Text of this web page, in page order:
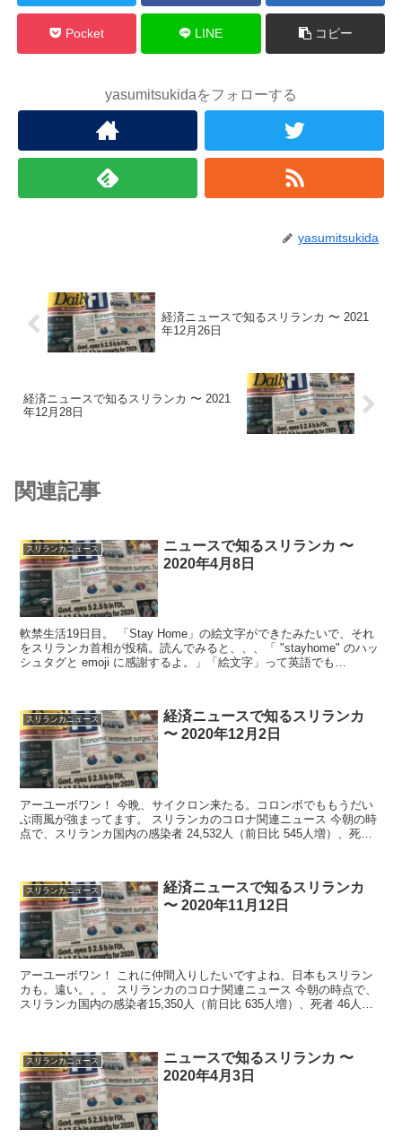
Pocket LINE コピー
yasumitsukidaをフォローする
yasumitsukida
経済ニュースで知るスリランカ 〜 2021
年12月26日
経済ニュースで知るスリランカ 〜 2021
年12月28日
関連記事
スリランカニュース
ニュースで知るスリランカ 〜
2020年4月8日
軟禁生活19日目。 「Stay Home」の絵文字ができたみたいで、それ
をスリランカ首相が投稿。読んでみると、、、「 "stayhome" のハッ
シュタグと emoji に感謝するよ。」「絵文字」って英語でも
スリランカニュース
経済ニュースで知るスリランカ
〜 2020年12月2日
アーユーボワン！ 今晩、サイクロン来たる。コロンボでももうだい
ぶ雨風が強まってます。 スリランカのコロナ関連ニュース 今朝の時
点で、スリランカ国内の感染者 24,532人（前日比 545人増）、死者
スリランカニュース
経済ニュースで知るスリランカ
〜 2020年11月12日
アーユーボワン！ これに仲間入りしたいですよね、日本もスリラン
カも。遠い。。。 スリランカのコロナ関連ニュース 今朝の時点で、
スリランカ国内の感染者15,350人（前日比 635人増）、死者 46人
スリランカニュース
ニュースで知るスリランカ 〜
2020年4月3日